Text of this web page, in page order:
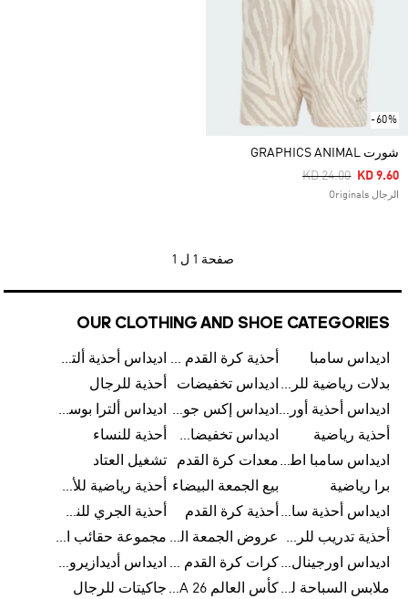
-60%
شورت GRAPHICS ANIMAL
Price Reduced
KD 24.00ToKD 9.60
الرجال Originals
صفحة 1 ل 1
OUR CLOTHING AND SHOE CATEGORIES
اديداس سامبا أحذية كرة القدم للرجال
اديداس أحذية ألترا بوست للرجال
بدلات رياضية للرجال اديداس تخفيضات
أحذية للرجال
اديداس أحذية أورجينالز
اديداس إكس جود بيلينغهام
اديداس ألترا بوست
أحذية رياضية
اديداس تخفيضات للأطفال
أحذية للنساء
اديداس سامبا اطفالمعدات كرة القدم
تشغيل العتاد
برا رياضية
بيع الجمعة البيضاء
أحذية رياضية للأطفال
اديداس أحذية سامبا للنساء أحذية كرة القدم
أحذية الجري للنساء
أحذية تدريب للرجال
عروض الجمعة البيضاء للرجال
مجموعة حقائب الظهر
اديداس اورجينال ملابس
كرات كرة القدم للرجال
اديداس أديدازيرو معدات الجري
ملابس السباحة للرجال
كأس العالم FIFA 26™ جاكيتات للرجال